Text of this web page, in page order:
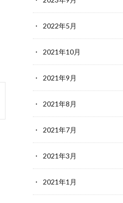
2022年5月
2021年10月
2021年9月
2021年8月
2021年7月
2021年3月
2021年1月